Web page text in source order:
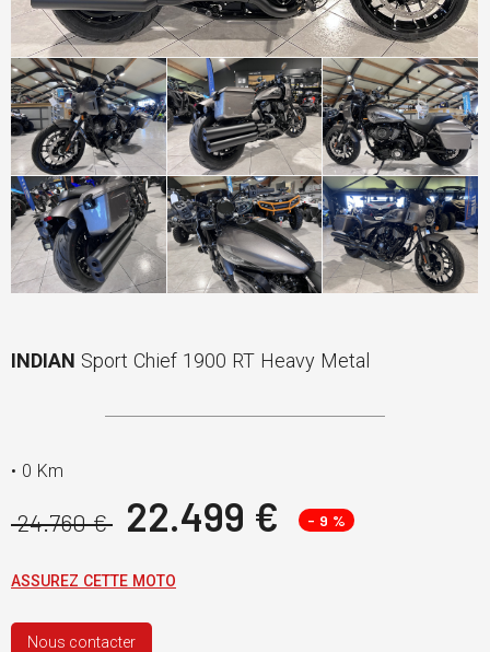
INDIAN Sport Chief 1900 RT Heavy Metal
• 0 Km
24.760 € 22.499 € - 9 %
ASSUREZ CETTE MOTO
Nous contacter